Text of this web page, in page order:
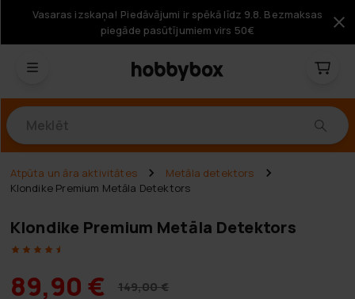
Vasaras izskaņa! Piedāvājumi ir spēkā līdz 9.8. Bezmaksas
piegāde pasūtījumiem virs 50€
Atpūta un āra aktivitātes
Metāla detektors
Klondike Premium Metāla Detektors
Klondike Premium Metāla Detektors
89,90 € 149,00 €